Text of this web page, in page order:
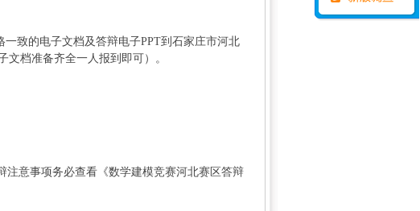
致的电子文档及答辩电子PPT到石家庄市河北
文档准备齐全一人报到即可）。
注意事项务必查看《数学建模竞赛河北赛区答辩